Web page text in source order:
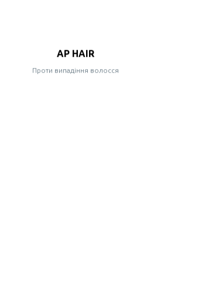
AP HAIR
Проти випадіння волосся